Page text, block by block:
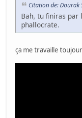
Citation de: Dourak
Bah, tu finiras par
phallocrate.
ça me travaille